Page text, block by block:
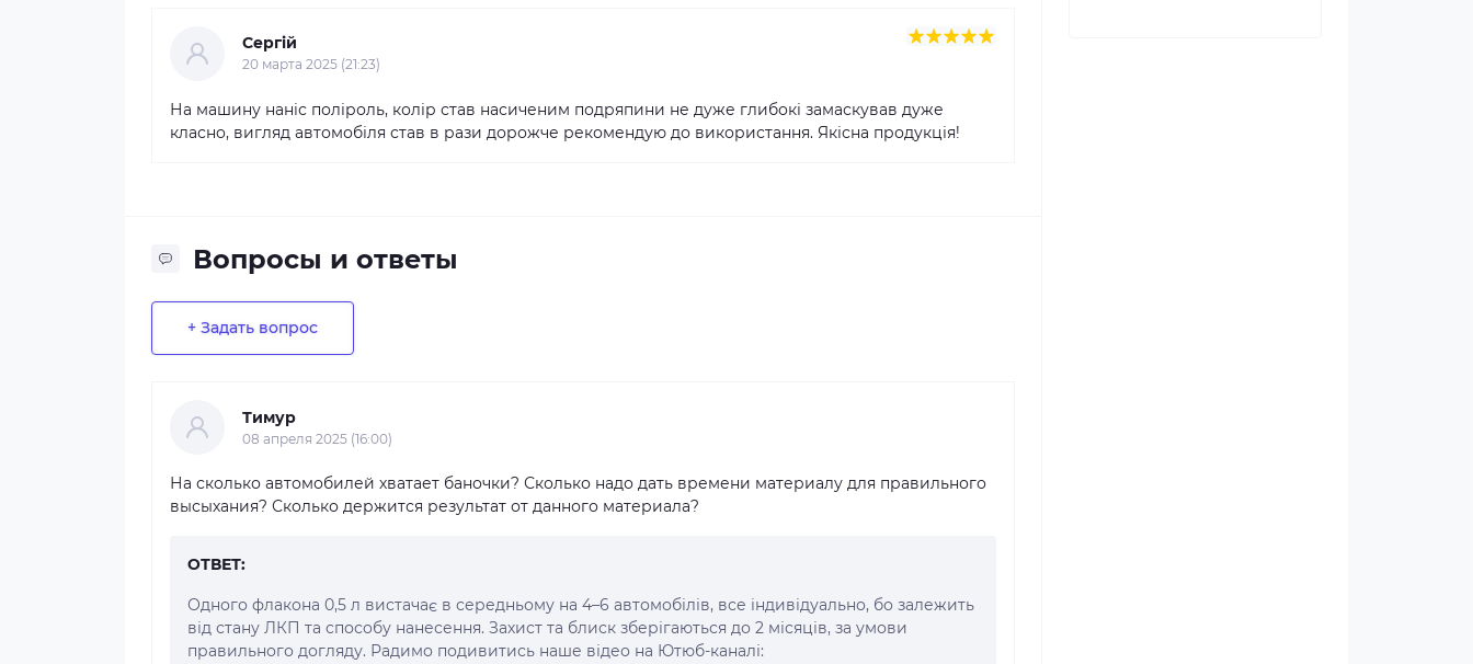
Сергій
20 марта 2025 (21:23)
На машину наніс поліроль, колір став насиченим подряпини не дуже глибокі замаскував дуже
класно, вигляд автомобіля став в рази дорожче рекомендую до використання. Якісна продукція!
Вопросы и ответы
+ Задать вопрос
Тимур
08 апреля 2025 (16:00)
На сколько автомобилей хватает баночки? Сколько надо дать времени материалу для правильного
высыхания? Сколько держится результат от данного материала?
ОТВЕТ:
Одного флакона 0,5 л вистачає в середньому на 4–6 автомобілів, все індивідуально, бо залежить
від стану ЛКП та способу нанесення. Захист та блиск зберігаються до 2 місяців, за умови
правильного догляду. Радимо подивитись наше відео на Ютюб-каналі: